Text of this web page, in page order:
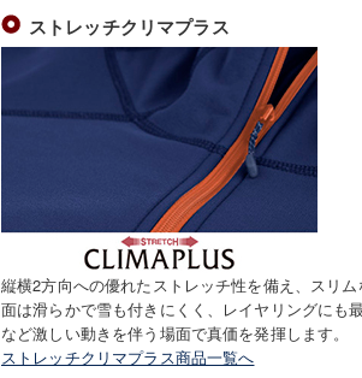
ストレッチクリマプラス
縦横2方向への優れたストレッチ性を備え、スリ
面は滑らかで雪も付きにくく、レイヤリングにも
など激しい動きを伴う場面で真価を発揮します。
ストレッチクリマプラス商品一覧へ